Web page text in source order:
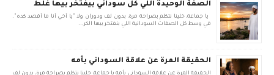
الصفة الوحيدة اللي كل سوداني بيفتخر بيها غلط
يا جماعة، خلينا نتكلم بصراحة مرة، بدون لف ودوران ولا "يا أخي أنا ما أقصد كده".
في وسط كل الصفات السودانية اللي بنفتخر بيها الكر...
الحقيقة المرة عن علاقة السوداني بأمه